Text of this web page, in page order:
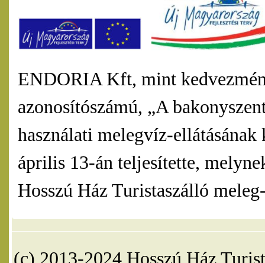
ENDORIA Kft, mint
azonosítószámú, „A
használati melegvíz-
április 13-án teljesítette,
Hosszú Ház Turistaszálló
(c) 2013-2024 Hosszú Ház